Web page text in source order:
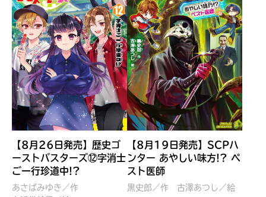
ぼくたちのマインクラフト
冒険記 エンチャント剣
レッツゴー！まいぜんシス
ターズ とつぜん、王様に
【8月26日発売】歴史ゴ
ーストバスターズ⑫字消士
ご一行珍道中!?
あさばみゆき／作
【8月19日発売】SCPハ
ンター あやしい味方!? ペ
スト医師
黒史郎／作 古澤あつし／絵